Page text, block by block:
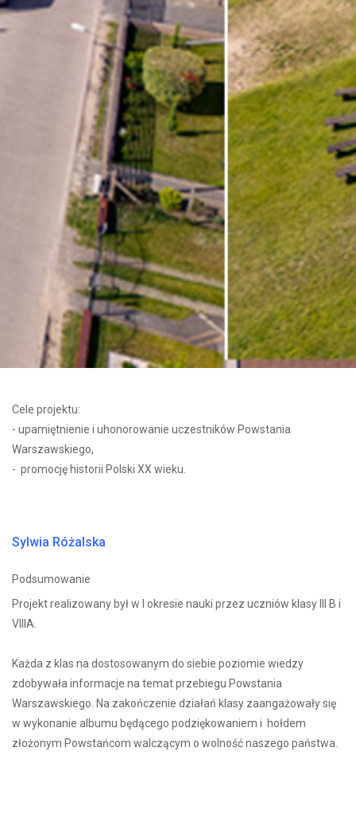
Cele projektu:
- upamiętnienie i uhonorowanie uczestników Powstania
Warszawskiego,
- promocję historii Polski XX wieku.
Sylwia Różalska
Podsumowanie
Projekt realizowany był w I okresie nauki przez uczniów klasy III B i
VIIIA.
Każda z klas na dostosowanym do siebie poziomie wiedzy
zdobywała informacje na temat przebiegu Powstania
Warszawskiego. Na zakończenie działań klasy zaangażowały się
w wykonanie albumu będącego podziękowaniem i hołdem
złożonym Powstańcom walczącym o wolność naszego państwa.